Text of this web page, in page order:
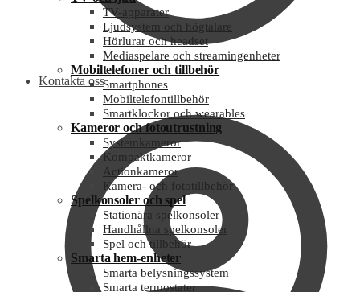
Kontakta oss
TV-apparater
Ljudsystem och högtalare
Hörlurar och headset
Mediaspelare och streamingenheter
Mobiltelefoner och tillbehör
Smartphones
Mobiltelefontillbehör
Smartklockor och wearables
Kameror och fotoutrustning
Systemkameror
Kompaktkameror
Actionkameror
Kamera- och fototillbehör
Spelkonsoler och spel
Stationära spelkonsoler
Handhållna spelkonsoler
Spel och tillbehör
Smarta hem-enheter
Smarta belysningssystem
Smarta termostater